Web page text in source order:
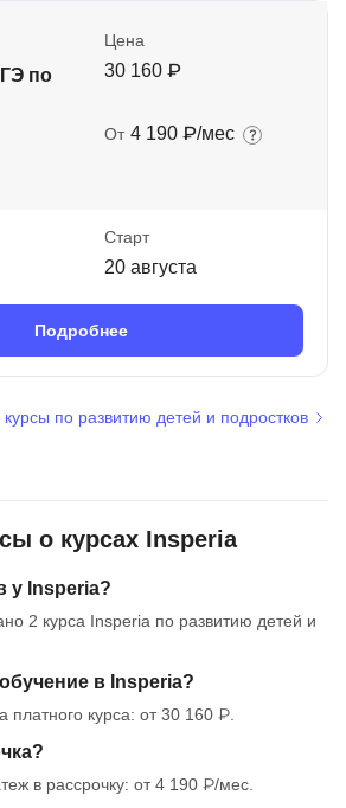
по
Цена
30 160 ₽
От 4 190 ₽/мес
Старт
20 августа
Подробнее
курсы по развитию детей и подростков
о курсах Insperia
у Insperia?
2 курса Insperia по развитию детей и
в Insperia?
курса: от 30 160 ₽.
в рассрочку: от 4 190 ₽/мес.